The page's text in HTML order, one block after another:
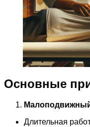
Основные
Длительная